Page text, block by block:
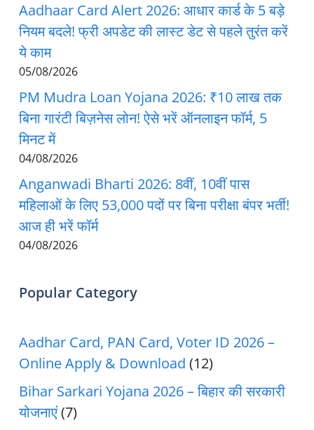
Aadhaar Card Alert 2026: आधार कार्ड के 5 बड़े
नियम बदले! फ्री अपडेट की लास्ट डेट से पहले तुरंत करें
ये काम
05/08/2026
PM Mudra Loan Yojana 2026: ₹10 लाख तक
बिना गारंटी बिज़नेस लोन! ऐसे भरें ऑनलाइन फॉर्म, 5
मिनट में
04/08/2026
Anganwadi Bharti 2026: 8वीं, 10वीं पास
महिलाओं के लिए 53,000 पदों पर बिना परीक्षा बंपर भर्ती!
आज ही भरें फॉर्म
04/08/2026
Popular Category
Aadhar Card, PAN Card, Voter ID 2026 –
Online Apply & Download (12)
Bihar Sarkari Yojana 2026 – बिहार की सरकारी
योजनाएं(7)